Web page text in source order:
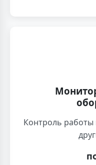
Контроль работы